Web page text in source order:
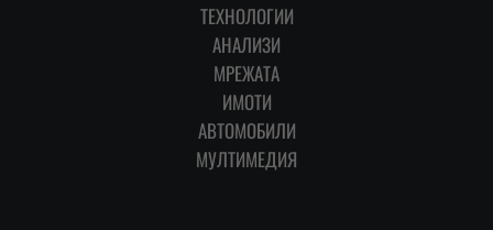
ТЕХНОЛОГИИ
АНАЛИЗИ
МРЕЖАТА
ИМОТИ
АВТОМОБИЛИ
МУЛТИМЕДИЯ